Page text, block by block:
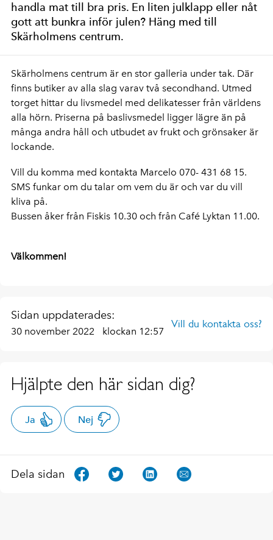
handla mat till bra pris. En liten julklapp eller nåt
gott att bunkra inför julen? Häng med till
Skärholmens centrum.
Skärholmens centrum är en stor galleria under tak. Där
finns butiker av alla slag varav två secondhand. Utmed
torget hittar du livsmedel med delikatesser från världens
alla hörn. Priserna på baslivsmedel ligger lägre än på
många andra håll och utbudet av frukt och grönsaker är
lockande.
Vill du komma med kontakta Marcelo 070- 431 68 15.
SMS funkar om du talar om vem du är och var du vill
kliva på.
Bussen åker från Fiskis 10.30 och från Café Lyktan 11.00.
Välkommen!
Sidan uppdaterades:
30 november 2022 klockan 12:57
Vill du kontakta oss?
Hjälpte den här sidan dig?
Ja Nej
Dela sidan